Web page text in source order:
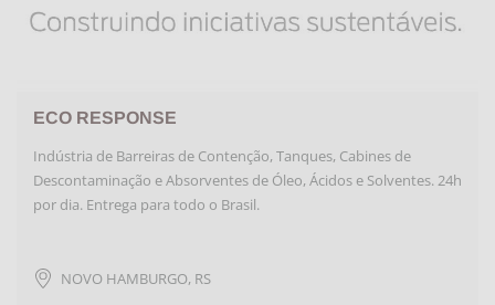
ECO RESPONSE
Indústria de Barreiras de Contenção, Tanques, Cabines de
Descontaminação e Absorventes de Óleo, Ácidos e Solventes. 24h
por dia. Entrega para todo o Brasil.
NOVO HAMBURGO, RS